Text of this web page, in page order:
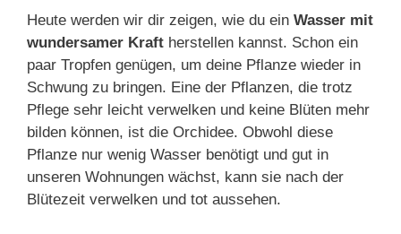
Heute werden wir dir zeigen, wie du ein Wasser mit
wundersamer Kraft herstellen kannst. Schon ein
paar Tropfen genügen, um deine Pflanze wieder in
Schwung zu bringen. Eine der Pflanzen, die trotz
Pflege sehr leicht verwelken und keine Blüten mehr
bilden können, ist die Orchidee. Obwohl diese
Pflanze nur wenig Wasser benötigt und gut in
unseren Wohnungen wächst, kann sie nach der
Blütezeit verwelken und tot aussehen.